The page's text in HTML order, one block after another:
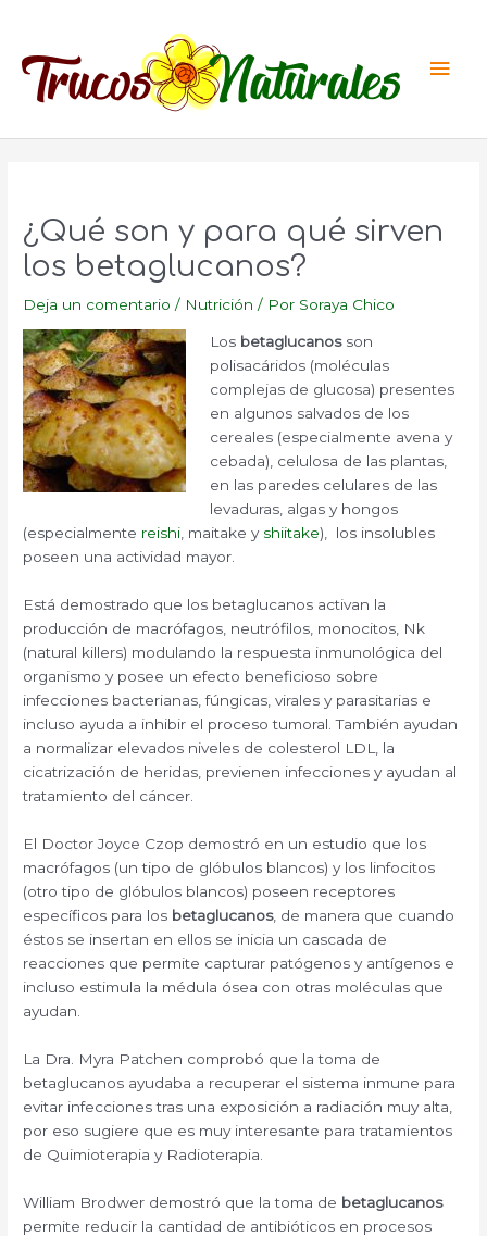
contenido
¿Qué son y para qué sirven
los betaglucanos?
Deja un comentario / Nutrición / Por Soraya Chico
Los betaglucanosson
polisacáridos (moléculas
complejas de glucosa) presentes
en algunos salvados de los
cereales (especialmente avena y
cebada), celulosa de las plantas,
en las paredes celulares de las
levaduras, algas y hongos
(especialmente reishi, maitake y shiitake), los insolubles
poseen una actividad mayor.
Está demostrado que los betaglucanos activan la
producción de macrófagos, neutrófilos, monocitos, Nk
(natural killers) modulando la respuesta inmunológica del
organismo y posee un efecto beneficioso sobre
infecciones bacterianas, fúngicas, virales y parasitarias e
incluso ayuda a inhibir el proceso tumoral. También ayudan
a normalizar elevados niveles de colesterol LDL, la
cicatrización de heridas, previenen infecciones y ayudan al
tratamiento del cáncer.
El Doctor Joyce Czop demostró en un estudio que los
macrófagos (un tipo de glóbulos blancos) y los linfocitos
(otro tipo de glóbulos blancos) poseen receptores
específicos para los betaglucanos, de manera que cuando
éstos se insertan en ellos se inicia un cascada de
reacciones que permite capturar patógenos y antígenos e
incluso estimula la médula ósea con otras moléculas que
ayudan.
La Dra. Myra Patchen comprobó que la toma de
betaglucanos ayudaba a recuperar el sistema inmune para
evitar infecciones tras una exposición a radiación muy alta,
por eso sugiere que es muy interesante para tratamientos
de Quimioterapia y Radioterapia.
William Brodwer demostró que la toma de betaglucanos
permite reducir la cantidad de antibióticos en procesos